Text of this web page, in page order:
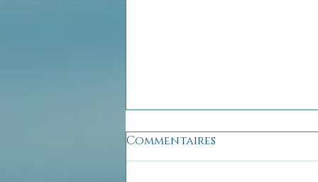
Commentaires